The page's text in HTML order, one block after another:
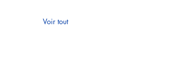
Voir tout